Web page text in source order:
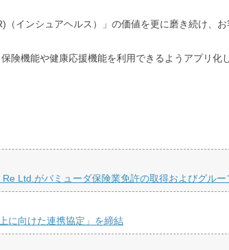
インシュアヘルス）」の価値を更に磨き続け、
険機能や健康応援機能を利用できるようアプリ化
Ltd.がバミューダ保険業免許の取得およびグル
に向けた連携協定」を締結